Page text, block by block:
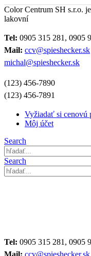
Color Centrum SH s.r.o.
lakovní
Tel: 0905 315 281, 0905
Mail: ccv@spieshecker.sk
michal@spieshecker.sk
(123) 456-7890
(123) 456-7891
Vyžiadať si cenovú
Môj účet
Search
Search
Tel: 0905 315 281, 0905
Mail: ccv@spieshecker.sk